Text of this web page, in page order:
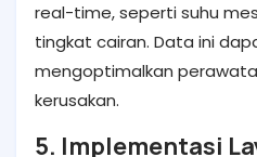
real-time, seperti suhu
tingkat cairan. Data ini
mengoptimalkan
kerusakan.
5. Implementasi